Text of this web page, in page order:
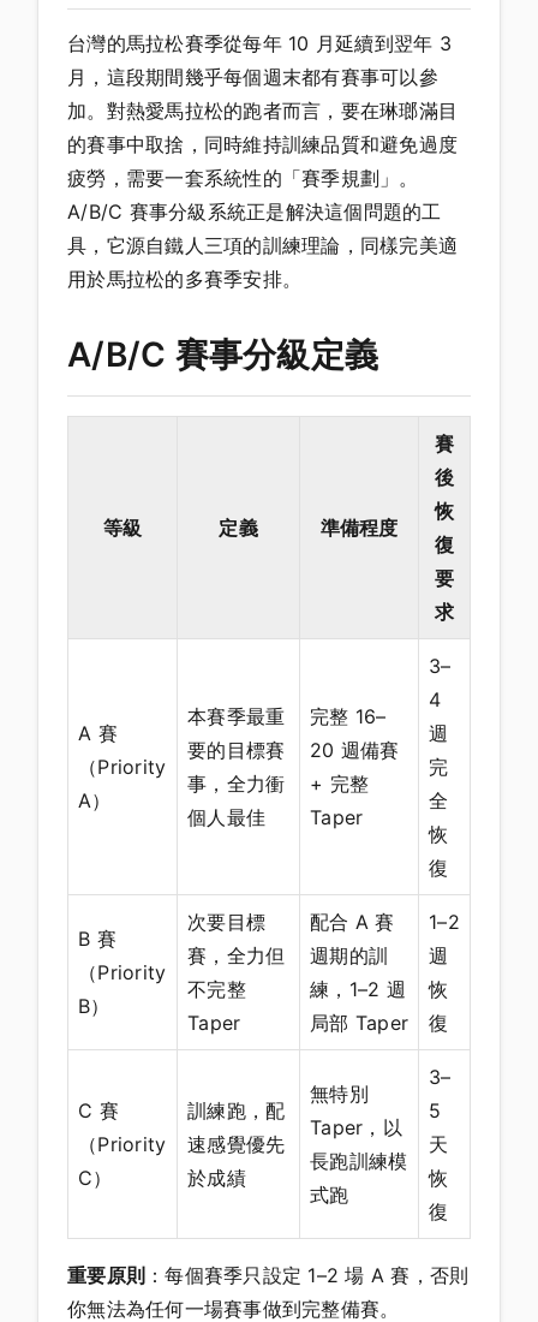
台灣的馬拉松賽季從每年 10 月延續到翌年 3
月，這段期間幾乎每個週末都有賽事可以參
加。對熱愛馬拉松的跑者而言，要在琳瑯滿目
的賽事中取捨，同時維持訓練品質和避免過度
疲勞，需要一套系統性的「賽季規劃」。
A/B/C 賽事分級系統正是解決這個問題的工
具，它源自鐵人三項的訓練理論，同樣完美適
用於馬拉松的多賽季安排。
A/B/C 賽事分級定義
等級 定義 準備程度
賽
後
恢
復
要
求
A 賽
（Priority
A）
本賽季最重
要的目標賽
事，全力衝
個人最佳
完整 16–
20 週備賽
+ 完整
Taper
3–
4
週
完
全
恢
復
B 賽
（Priority
B）
次要目標
賽，全力但
不完整
Taper
配合 A 賽
週期的訓
練，1–2 週
局部 Taper
1–2
週
恢
復
C 賽
（Priority
C）
訓練跑，配
速感覺優先
於成績
無特別
Taper，以
長跑訓練模
式跑
3–
5
天
恢
復
重要原則 ：每個賽季只設定 1–2 場 A 賽，否則
你無法為任何一場賽事做到完整備賽。